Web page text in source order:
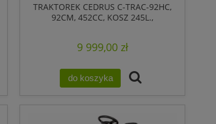
TRAKTOREK CEDRUS C-TRAC-92HC,
92CM, 452CC, KOSZ 245L.,
9 999,00 zł
do koszyka